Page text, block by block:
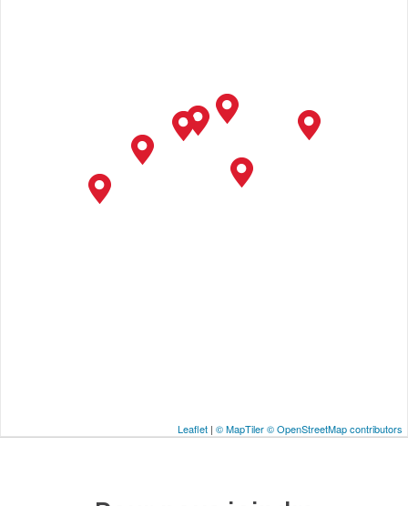
Leaflet | © MapTiler© OpenStreetMap contributors